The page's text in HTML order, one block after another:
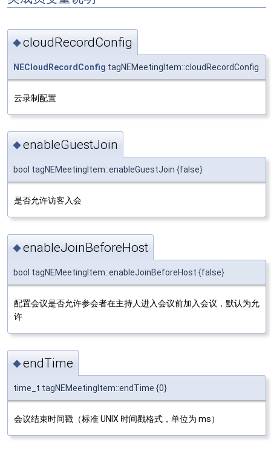
◆cloudRecordConfig
NECloudRecordConfig tagNEMeetingItem::cloudRecordConfig
云录制配置
◆enableGuestJoin
bool tagNEMeetingItem::enableGuestJoin {false}
是否允许访客入会
◆enableJoinBeforeHost
bool tagNEMeetingItem::enableJoinBeforeHost {false}
配置会议是否允许参会者在主持人进入会议前加入会议，默认为允
许
◆endTime
time_t tagNEMeetingItem::endTime {0}
会议结束时间戳（标准 UNIX 时间戳格式，单位为 ms）